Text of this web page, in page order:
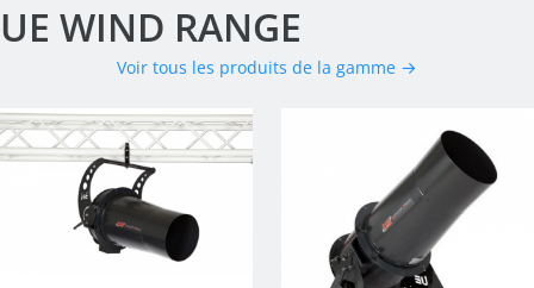
UE WIND RANGE
Voir tous les produits de la gamme →